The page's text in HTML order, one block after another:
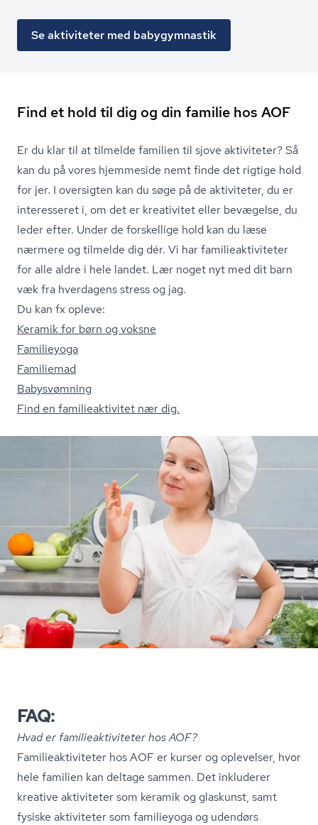
Se aktiviteter med babygymnastik
Find et hold til dig og din familie hos AOF
Er du klar til at tilmelde familien til sjove aktiviteter? Så
kan du på vores hjemmeside nemt finde det rigtige hold
for jer. I oversigten kan du søge på de aktiviteter, du er
interesseret i, om det er kreativitet eller bevægelse, du
leder efter. Under de forskellige hold kan du læse
nærmere og tilmelde dig dér. Vi har fa­mi­lie­ak­ti­vi­te­ter
for alle aldre i hele landet. Lær noget nyt med dit barn
væk fra hverdagens stress og jag.
Du kan fx opleve:
Keramik for børn og voksne
Familieyoga
Familiemad
Babysvømning
Find en fa­mi­lie­ak­ti­vi­tet nær dig.
FAQ:
Hvad er fa­mi­lie­ak­ti­vi­te­ter hos AOF?
Fa­mi­lie­ak­ti­vi­te­ter hos AOF er kurser og oplevelser, hvor
hele familien kan deltage sammen. Det inkluderer
kreative aktiviteter som keramik og glaskunst, samt
fysiske aktiviteter som familieyoga og udendørs